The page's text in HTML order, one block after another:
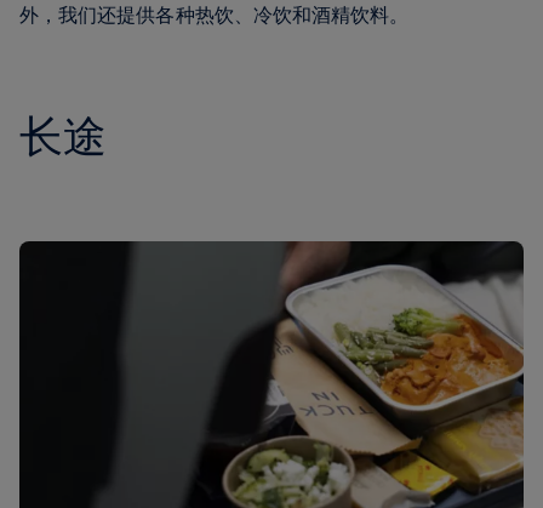
外，我们还提供各种热饮、冷饮和酒精饮料。
长途